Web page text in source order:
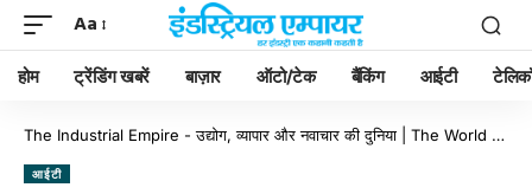
Aa
होम ट्रेंडिंग खबरें बाज़ार ऑटो/टेक बैंकिंग आईटी
The Industrial Empire - उद्योग, व्यापार और नवाचार की दुनिया | The World of Industry, Business & Innovation
आईटी